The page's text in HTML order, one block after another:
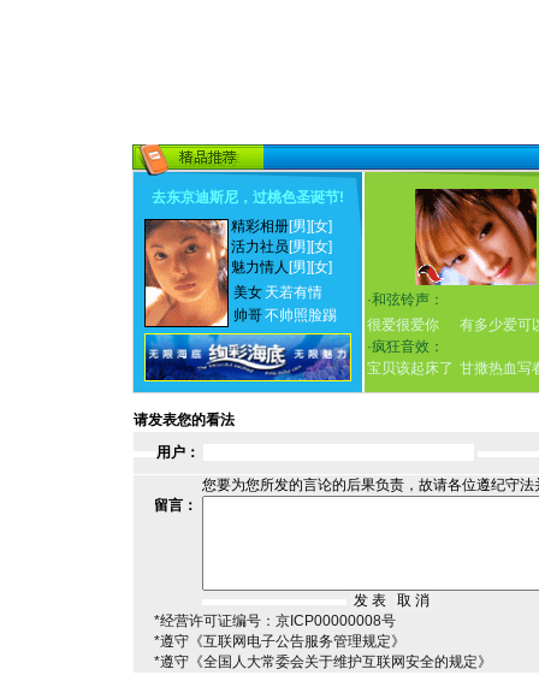
去东京迪斯尼，过桃色圣诞节!
精彩相册[男] [女]
活力社员 [男] [女]
魅力情人 [男] [女]
美女 天若有情
帅哥不帅照脸踢
·和弦铃声：
很爱很爱你
有多少爱可
·疯狂音效：
宝贝该起床了 甘撒热血写
请发表您的看法
用户：
您要为您所发的言论的后果负责，故请各位遵纪守
留言：
*经营许可证编号：京ICP00000008号
*遵守《互联网电子公告服务管理规定》
*遵守《全国人大常委会关于维护互联网安全的规定》